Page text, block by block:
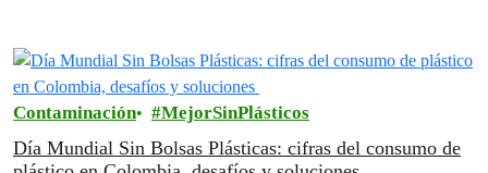
Contaminación MejorSinPlásticos
Día Mundial Sin Bolsas Plásticas: cifras del consumo de